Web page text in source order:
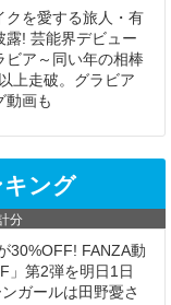
クを愛する旅人・有
露! 芸能界デビュー
ビア～同い年の相棒
上走破。グラビア
動画も
ング
分
30%OFF! FANZA動
」第2弾を明日1日
ガールは田野憂さ